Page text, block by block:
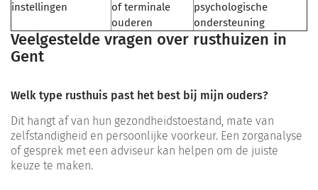
instellingen
of terminale
ouderen
psychologische
ondersteuning
Veelgestelde vragen over rusthuizen in
Gent
Welk type rusthuis past het best bij mijn ouders?
Dit hangt af van hun gezondheidstoestand, mate van
zelfstandigheid en persoonlijke voorkeur. Een zorganalyse
of gesprek met een adviseur kan helpen om de juiste
keuze te maken.